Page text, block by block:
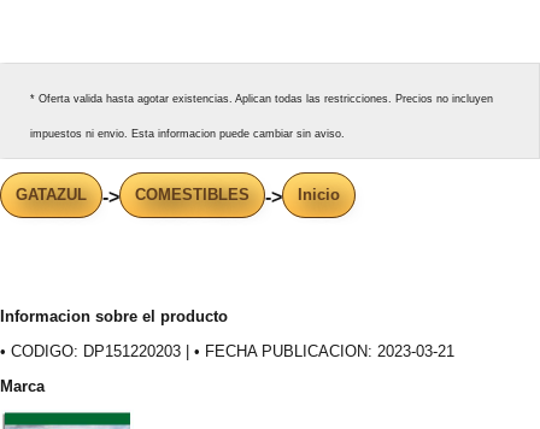
* Oferta valida hasta agotar existencias. Aplican todas las restricciones. Precios no incluyen
impuestos ni envio. Esta informacion puede cambiar sin aviso.
GATAZUL -> COMESTIBLES -> Inicio
Informacion sobre el producto
• CODIGO: DP151220203 | • FECHA PUBLICACION: 2023-03-21
Marca